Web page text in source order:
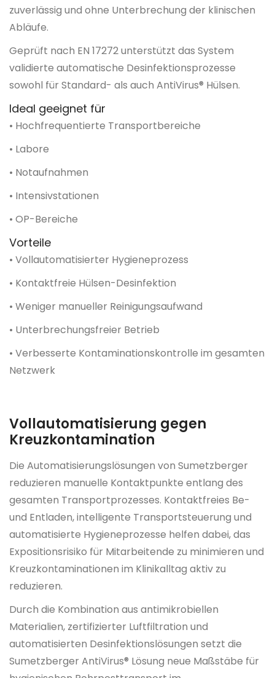
zuverlässig und ohne Unterbrechung der klinischen
Abläufe.
Geprüft nach EN 17272 unterstützt das System
validierte automatische Desinfektionsprozesse
sowohl für Standard- als auch AntiVirus® Hülsen.
Ideal geeignet für
• Hochfrequentierte Transportbereiche
• Labore
• Notaufnahmen
• Intensivstationen
• OP-Bereiche
Vorteile
• Vollautomatisierter Hygieneprozess
• Kontaktfreie Hülsen-Desinfektion
• Weniger manueller Reinigungsaufwand
• Unterbrechungsfreier Betrieb
• Verbesserte Kontaminationskontrolle im gesamten
Netzwerk
Vollautomatisierung gegen
Kreuzkontamination
Die Automatisierungslösungen von Sumetzberger
reduzieren manuelle Kontaktpunkte entlang des
gesamten Transportprozesses. Kontaktfreies Be-
und Entladen, intelligente Transportsteuerung und
automatisierte Hygieneprozesse helfen dabei, das
Expositionsrisiko für Mitarbeitende zu minimieren und
Kreuzkontaminationen im Klinikalltag aktiv zu
reduzieren.
Durch die Kombination aus antimikrobiellen
Materialien, zertifizierter Luftfiltration und
automatisierten Desinfektionslösungen setzt die
Sumetzberger AntiVirus® Lösung neue Maßstäbe für